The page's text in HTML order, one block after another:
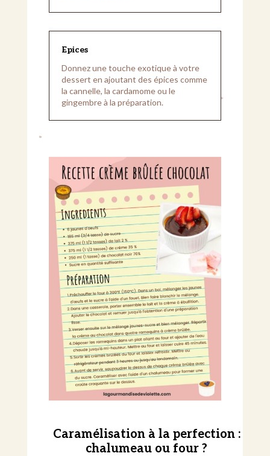
Epices
Donnez une touche exotique à votre
dessert en ajoutant des épices comme
la cannelle, la cardamome ou le
gingembre à la préparation.
Caramélisation à la perfection :
chalumeau ou four ?